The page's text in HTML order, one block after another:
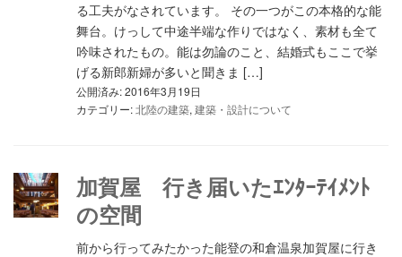
る工夫がなされています。 その一つがこの本格的な能
舞台。けっして中途半端な作りではなく、素材も全て
吟味されたもの。能は勿論のこと、結婚式もここで挙
げる新郎新婦が多いと聞きま […]
公開済み: 2016年3月19日
カテゴリー:北陸の建築, 建築・設計について
加賀屋 行き届いたｴﾝﾀｰﾃｲﾒﾝﾄ
の空間
前から行ってみたかった能登の和倉温泉加賀屋に行き